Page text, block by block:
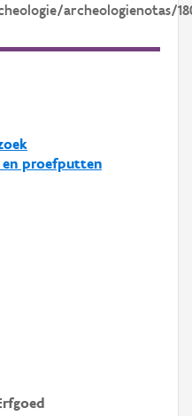
archeologienotas/
en proefputten